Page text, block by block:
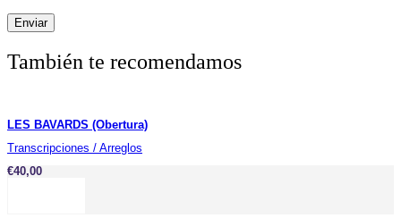
También te recomendamos
LES BAVARDS (Obertura)
Transcripciones / Arreglos
€40,00